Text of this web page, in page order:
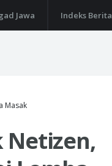
Jawa Indeks Berita
Masak
Netizen,